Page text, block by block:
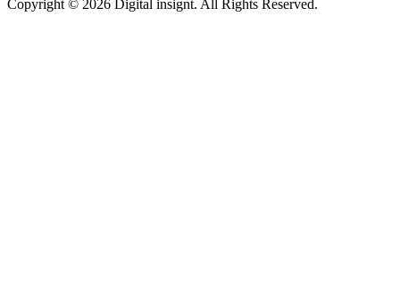
Copyright © 2026 Digital insignt. All Rights Reserved.